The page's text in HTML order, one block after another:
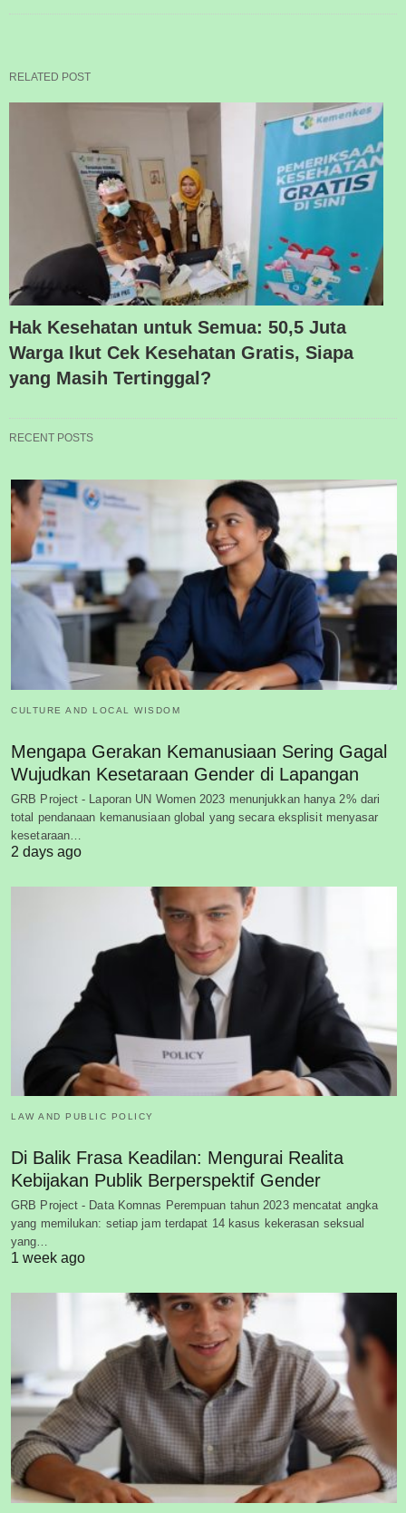
RELATED POST
Hak Kesehatan untuk Semua: 50,5 Juta
Warga Ikut Cek Kesehatan Gratis, Siapa
yang Masih Tertinggal?
RECENT POSTS
CULTURE AND LOCAL WISDOM
Mengapa Gerakan Kemanusiaan Sering Gagal
Wujudkan Kesetaraan Gender di Lapangan
GRB Project - Laporan UN Women 2023 menunjukkan hanya 2% dari
total pendanaan kemanusiaan global yang secara eksplisit menyasar
kesetaraan…
2 days ago
LAW AND PUBLIC POLICY
Di Balik Frasa Keadilan: Mengurai Realita
Kebijakan Publik Berperspektif Gender
GRB Project - Data Komnas Perempuan tahun 2023 mencatat angka
yang memilukan: setiap jam terdapat 14 kasus kekerasan seksual
yang…
1 week ago